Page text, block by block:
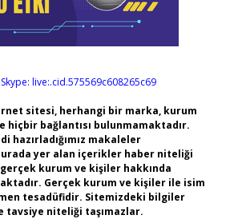
Skype: live:.cid.575569c608265c69
sitesi, herhangi bir marka, kurum
hiçbir bağlantısı bulunmamaktadır.
hazırladığımız makaleler
yer alan içerikler haber niteliği
kurum ve kişiler hakkında
Gerçek kurum ve kişiler ile isim
tesadüfidir. Sitemizdeki bilgiler
tavsiye niteliği taşımazlar.